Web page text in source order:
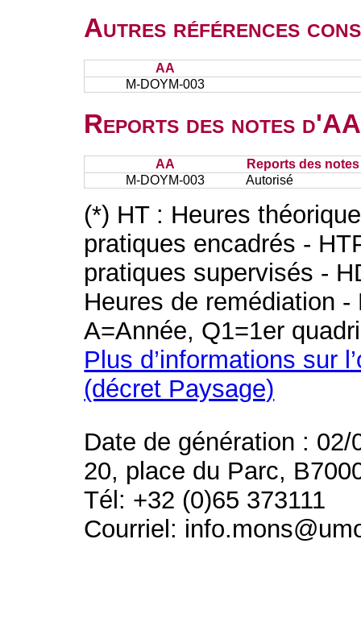
Autres références
AA
M-DOYM-003
Reports des notes
AA
Reports des
M-DOYM-003
Autorisé
(*) HT : Heures
pratiques encadrés -
pratiques supervisés -
Heures de remédiation
A=Année, Q1=1er
Plus d’informations sur
(décret Paysage)
Date de génération : 02/
20, place du Parc,
Tél: +32 (0)65 373111
Courriel: